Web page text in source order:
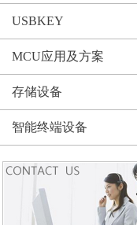
USBKEY
MCU应用及方案
存储设备
智能终端设备